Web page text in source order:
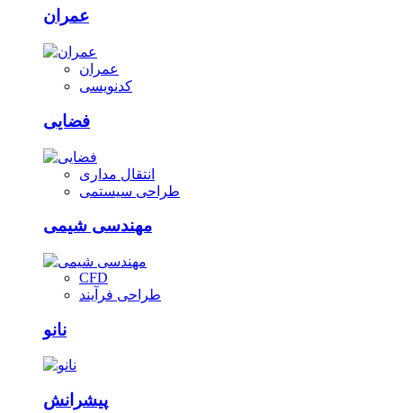
عمران
عمران
کدنویسی
فضایی
انتقال مداری
طراحی سیستمی
مهندسی شیمی
CFD
طراحی فرآیند
نانو
پیشرانش